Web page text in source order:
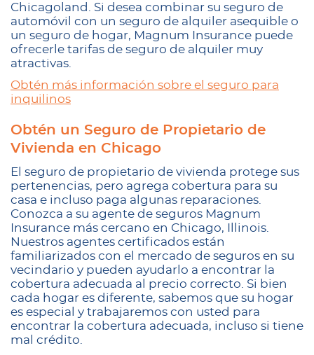
Chicagoland. Si desea combinar su seguro de
automóvil con un seguro de alquiler asequible o
un seguro de hogar, Magnum Insurance puede
ofrecerle tarifas de seguro de alquiler muy
atractivas.
Obtén más información sobre el seguro para
inquilinos
Obtén un Seguro de Propietario de
Vivienda en Chicago
El seguro de propietario de vivienda protege sus
pertenencias, pero agrega cobertura para su
casa e incluso paga algunas reparaciones.
Conozca a su agente de seguros Magnum
Insurance más cercano en Chicago, Illinois.
Nuestros agentes certificados están
familiarizados con el mercado de seguros en su
vecindario y pueden ayudarlo a encontrar la
cobertura adecuada al precio correcto. Si bien
cada hogar es diferente, sabemos que su hogar
es especial y trabajaremos con usted para
encontrar la cobertura adecuada, incluso si tiene
mal crédito.